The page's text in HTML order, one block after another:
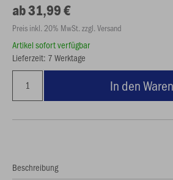
ab 31,99 €
Preis inkl. 20% MwSt. zzgl. Versand
Artikel sofort verfügbar
Lieferzeit: 7 Werktage
In den
Beschreibung